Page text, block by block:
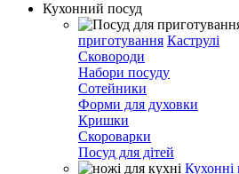
Кухонний посуд
приготування Каструлі
Сковороди
Набори посуду
Сотейники
Форми для духовки
Кришки
Скороварки
Посуд для дітей
Кухонні